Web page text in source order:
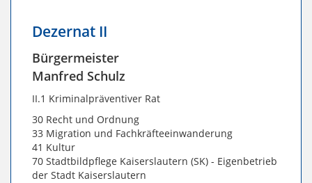
Dezernat II
Bürgermeister
Manfred Schulz
II.1 Kriminalpräventiver Rat
30 Recht und Ordnung
33 Migration und Fachkräfteeinwanderung
41 Kultur
70 Stadtbildpflege Kaiserslautern (SK) - Eigenbetrieb
der Stadt Kaiserslautern